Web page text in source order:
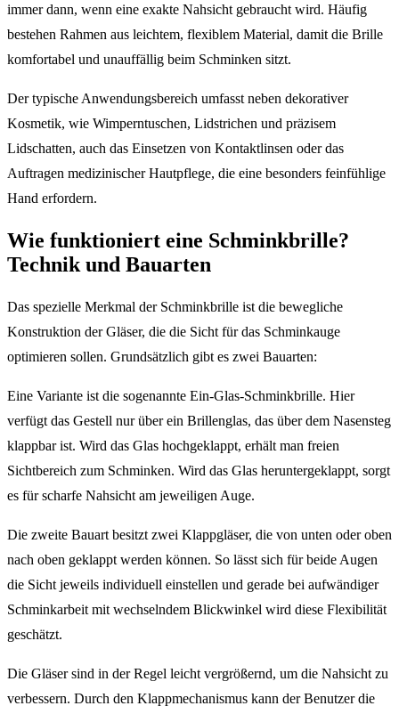
immer dann, wenn eine exakte Nahsicht gebraucht wird. Häufig
bestehen Rahmen aus leichtem, flexiblem Material, damit die Brille
komfortabel und unauffällig beim Schminken sitzt.
Der typische Anwendungsbereich umfasst neben dekorativer
Kosmetik, wie Wimperntuschen, Lidstrichen und präzisem
Lidschatten, auch das Einsetzen von Kontaktlinsen oder das
Auftragen medizinischer Hautpflege, die eine besonders feinfühlige
Hand erfordern.
Wie funktioniert eine Schminkbrille?
Technik und Bauarten
Das spezielle Merkmal der Schminkbrille ist die bewegliche
Konstruktion der Gläser, die die Sicht für das Schminkauge
optimieren sollen. Grundsätzlich gibt es zwei Bauarten:
Eine Variante ist die sogenannte Ein-Glas-Schminkbrille. Hier
verfügt das Gestell nur über ein Brillenglas, das über dem Nasensteg
klappbar ist. Wird das Glas hochgeklappt, erhält man freien
Sichtbereich zum Schminken. Wird das Glas heruntergeklappt, sorgt
es für scharfe Nahsicht am jeweiligen Auge.
Die zweite Bauart besitzt zwei Klappgläser, die von unten oder oben
nach oben geklappt werden können. So lässt sich für beide Augen
die Sicht jeweils individuell einstellen und gerade bei aufwändiger
Schminkarbeit mit wechselndem Blickwinkel wird diese Flexibilität
geschätzt.
Die Gläser sind in der Regel leicht vergrößernd, um die Nahsicht zu
verbessern. Durch den Klappmechanismus kann der Benutzer die